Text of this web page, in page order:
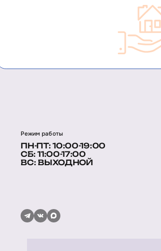
Режим работы
ПН-ПТ: 10:00-19:00
СБ: 11:00-17:00
ВС: ВЫХОДНОЙ